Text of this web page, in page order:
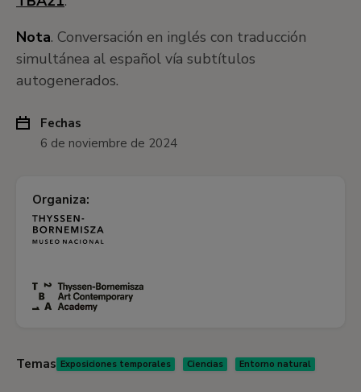
Nota. Conversación en inglés con traducción
simultánea al español vía subtítulos
autogenerados.
Fechas
6 de noviembre de 2024
Organiza:
Temas Exposiciones temporales Ciencias Entorno natural